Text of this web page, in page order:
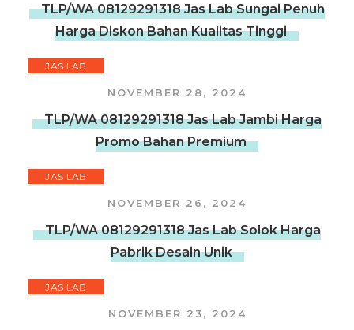
TLP/WA 08129291318 Jas Lab Sungai Penuh
Harga Diskon Bahan Kualitas Tinggi
JAS LAB
NOVEMBER 28, 2024
TLP/WA 08129291318 Jas Lab Jambi Harga
Promo Bahan Premium
JAS LAB
NOVEMBER 26, 2024
TLP/WA 08129291318 Jas Lab Solok Harga
Pabrik Desain Unik
JAS LAB
NOVEMBER 23, 2024